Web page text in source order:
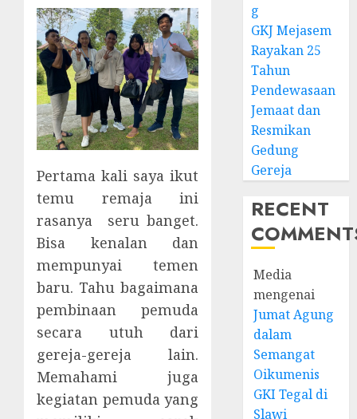
Pertama kali saya ikut
temu remaja ini
rasanya seru banget.
Bisa kenalan dan
mempunyai temen
baru. Tahu bagaimana
pembinaan pemuda
secara utuh dari
gereja-gereja lain.
Memahami juga
kegiatan pemuda yang
g
GKJ Mejasem
Rayakan 25
Tahun
Pendewasaan
Jemaat dan
Resmikan
Gedung
Gereja
RECENT
Media
mengenai
Jumat Agung
dalam
Semangat
Oikumenis
GKI Tegal di
Slawi